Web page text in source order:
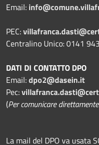
Email:
PEC:
Centralino Unico: 0141
DATI DI CONTATTO DPO
Email:dpo2@dasein.it
Pec:
(Per comunicare
La mail del DPO va usata